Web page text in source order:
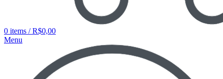
0 items / R$0,00
Menu